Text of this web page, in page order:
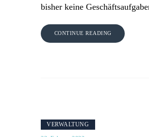
bisher keine
CONTINUE READING
VERWALTUNG